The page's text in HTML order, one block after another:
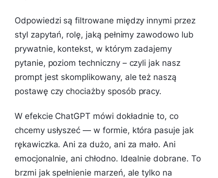
Odpowiedzi są filtrowane między innymi przez
styl zapytań, rolę, jaką pełnimy zawodowo lub
prywatnie, kontekst, w którym zadajemy
pytanie, poziom techniczny – czyli jak nasz
prompt jest skomplikowany, ale też naszą
postawę czy chociażby sposób pracy.
W efekcie ChatGPT mówi dokładnie to, co
chcemy usłyszeć — w formie, która pasuje jak
rękawiczka. Ani za dużo, ani za mało. Ani
emocjonalnie, ani chłodno. Idealnie dobrane. To
brzmi jak spełnienie marzeń, ale tylko na